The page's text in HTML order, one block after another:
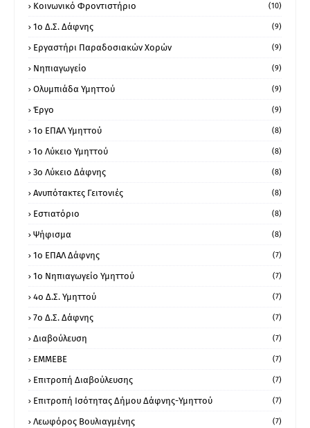
Κοινωνικό Φροντιστήριο (10)
1ο Δ.Σ. Δάφνης (9)
Εργαστήρι Παραδοσιακών Χορών (9)
Νηπιαγωγείο (9)
Ολυμπιάδα Υμηττού (9)
Έργο (9)
1o ΕΠΑΛ Υμηττού (8)
1ο Λύκειο Υμηττού (8)
3ο Λύκειο Δάφνης (8)
Ανυπότακτες Γειτονιές (8)
Εστιατόριο (8)
Ψήφισμα (8)
1ο ΕΠΑΛ Δάφνης (7)
1ο Νηπιαγωγείο Υμηττού (7)
4ο Δ.Σ. Υμηττού (7)
7ο Δ.Σ. Δάφνης (7)
Διαβούλευση (7)
ΕΜΜΕΒΕ (7)
Επιτροπή Διαβούλευσης (7)
Επιτροπή Ισότητας Δήμου Δάφνης-Υμηττού (7)
Λεωφόρος Βουλιαγμένης (7)